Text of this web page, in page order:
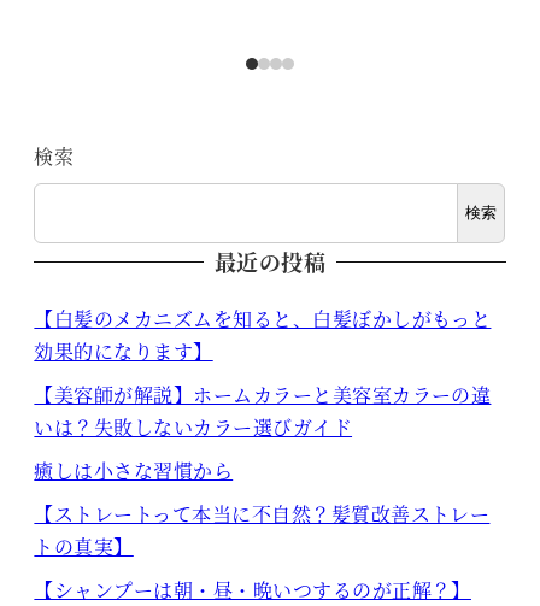
検索
検索
最近の投稿
【白髪のメカニズムを知ると、白髪ぼかしがもっと
効果的になります】
【美容師が解説】ホームカラーと美容室カラーの違
いは？失敗しないカラー選びガイド
癒しは小さな習慣から
【ストレートって本当に不自然？髪質改善ストレー
トの真実】
【シャンプーは朝・昼・晩いつするのが正解？】